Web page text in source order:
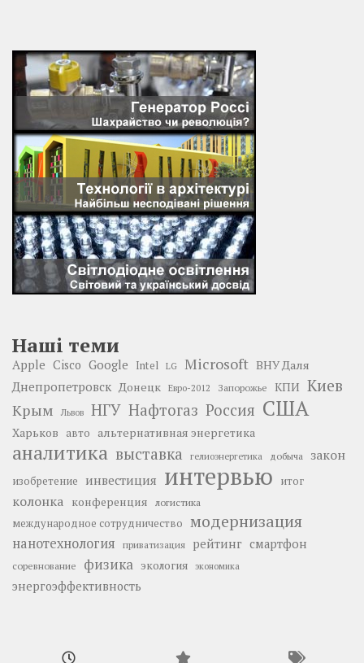
Наші теми
Apple Cisco Google Intel LG Microsoft ВНУ Даля
Днепропетровск Донецк Евро-2012 Запорожье КПИ Киев
Крым Львов НГУ Нафтогаз Россия США
Харьков авто альтернативная энергетика
аналитика выставка гелиоэнергетика добыча закон
изобретение инвестиция интервью итог
колонка конференция логистика
международное сотрудничество модернизация
нанотехнология приватизация рейтинг смартфон
соревнование физика экология экономика
энергоэффективность